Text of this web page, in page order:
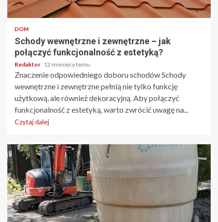
4 min odczytu
DOM
Schody wewnętrzne i zewnętrzne – jak
połączyć funkcjonalność z estetyką?
Redaktor 12 miesięcy temu
Znaczenie odpowiedniego doboru schodów Schody
wewnętrzne i zewnętrzne pełnią nie tylko funkcję
użytkową, ale również dekoracyjną. Aby połączyć
funkcjonalność z estetyką, warto zwrócić uwagę na...
Czytaj dalej
4 min odczytu